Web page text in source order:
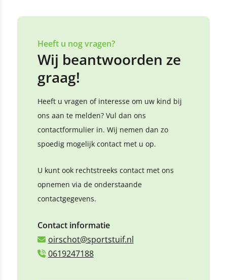
Heeft u nog vragen?
Wij beantwoorden ze
graag!
Heeft u vragen of interesse om uw kind bij
ons aan te melden? Vul dan ons
contactformulier in. Wij nemen dan zo
spoedig mogelijk contact met u op.
U kunt ook rechtstreeks contact met ons
opnemen via de onderstaande
contactgegevens.
Contact informatie
oirschot@sportstuif.nl
0619247188